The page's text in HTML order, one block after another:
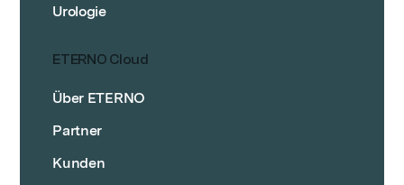
Urologie
ETERNO Cloud
Über ETERNO
Partner
Kunden